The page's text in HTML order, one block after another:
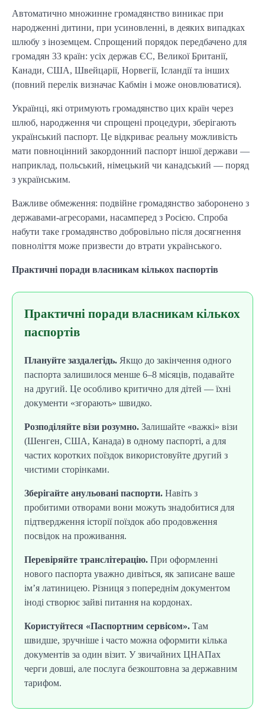
Автоматично множинне громадянство виникає при
народженні дитини, при усиновленні, в деяких випадках
шлюбу з іноземцем. Спрощений порядок передбачено для
громадян 33 країн: усіх держав ЄС, Великої Британії,
Канади, США, Швейцарії, Норвегії, Ісландії та інших
(повний перелік визначає Кабмін і може оновлюватися).
Українці, які отримують громадянство цих країн через
шлюб, народження чи спрощені процедури, зберігають
український паспорт. Це відкриває реальну можливість
мати повноцінний закордонний паспорт іншої держави —
наприклад, польський, німецький чи канадський — поряд
з українським.
Важливе обмеження: подвійне громадянство заборонено з
державами-агресорами, насамперед з Росією. Спроба
набути таке громадянство добровільно після досягнення
повноліття може призвести до втрати українського.
Практичні поради власникам кількох паспортів
Практичні поради власникам кількох
паспортів
Плануйте заздалегідь. Якщо до закінчення одного
паспорта залишилося менше 6–8 місяців, подавайте
на другий. Це особливо критично для дітей — їхні
документи «згорають» швидко.
Розподіляйте візи розумно. Залишайте «важкі» візи
(Шенген, США, Канада) в одному паспорті, а для
частих коротких поїздок використовуйте другий з
чистими сторінками.
Зберігайте анульовані паспорти. Навіть з
пробитими отворами вони можуть знадобитися для
підтвердження історії поїздок або продовження
посвідок на проживання.
Перевіряйте транслітерацію. При оформленні
нового паспорта уважно дивіться, як записане ваше
ім’я латиницею. Різниця з попереднім документом
іноді створює зайві питання на кордонах.
Користуйтеся «Паспортним сервісом». Там
швидше, зручніше і часто можна оформити кілька
документів за один візит. У звичайних ЦНАПах
черги довші, але послуга безкоштовна за державним
тарифом.